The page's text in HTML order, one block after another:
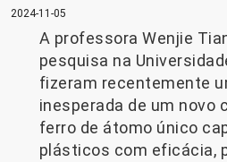
2024-11-05
A professora Wenjie
pesquisa na
fizeram recentemente
inesperada de um novo
ferro de átomo único
plásticos com eficácia,